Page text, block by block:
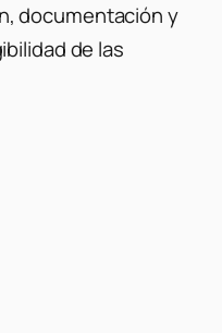
documentación y
de las